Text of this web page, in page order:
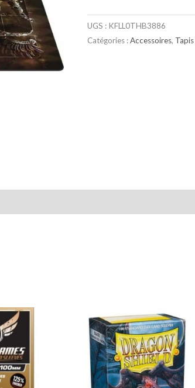
UGS : KFLL0THB3886
Catégories :Accessoires,